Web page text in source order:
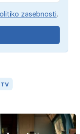
zasebnosti.